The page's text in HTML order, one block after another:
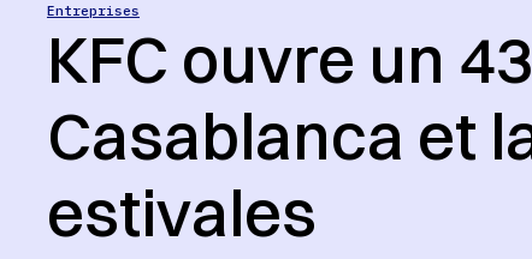
Entreprises
KFC ouvre un
Casablanca et
estivales